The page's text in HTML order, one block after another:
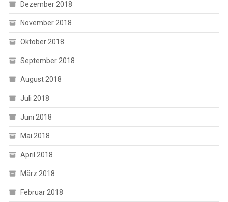
Dezember 2018
November 2018
Oktober 2018
September 2018
August 2018
Juli 2018
Juni 2018
Mai 2018
April 2018
März 2018
Februar 2018